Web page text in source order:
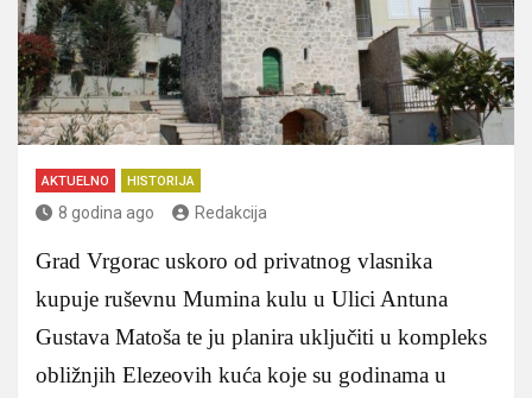
AKTUELNO HISTORIJA
8 godina ago Redakcija
Grad Vrgorac uskoro od privatnog vlasnika
kupuje ruševnu Mumina kulu u Ulici Antuna
Gustava Matoša te ju planira uključiti u kompleks
obližnjih Elezeovih kuća koje su godinama u